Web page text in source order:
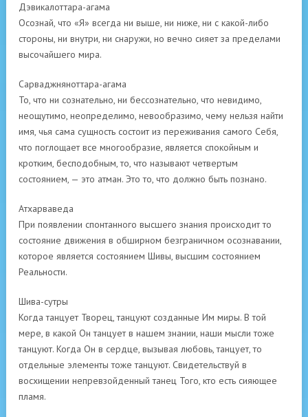
Дэвикалоттара-агама
Осознай, что «Я» всегда ни выше, ни ниже, ни с какой-либо
стороны, ни внутри, ни снаружи, но вечно сияет за пределами
высочайшего мира.
Сарваджняноттара-агама
То, что ни сознательно, ни бессознательно, что невидимо,
неощутимо, неопределимо, невообразимо, чему нельзя найти
имя, чья сама сущность состоит из переживания самого Себя,
что поглощает все многообразие, является спокойным и
кротким, бесподобным, то, что называют четвертым
состоянием, — это атман. Это то, что должно быть познано.
Атхарваведа
При появлении спонтанного высшего знания происходит то
состояние движения в обширном безграничном осознавании,
которое является состоянием Шивы, высшим состоянием
Реальности.
Шива-сутры
Когда танцует Творец, танцуют созданные Им миры. В той
мере, в какой Он танцует в нашем знании, наши мысли тоже
танцуют. Когда Он в сердце, вызывая любовь, танцует, то
отдельные элементы тоже танцуют. Свидетельствуй в
восхищении непревзойденный танец Того, кто есть сияющее
пламя.